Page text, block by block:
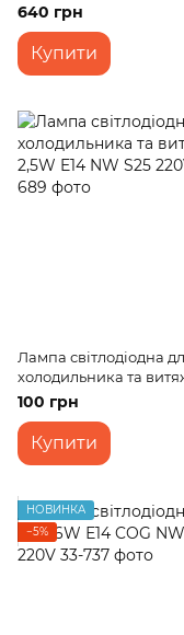
640 грн
Купити
Лампа світлодіодна
холодильника та
2,5W E14 NW S25 220V
100 грн
Купити
НОВИНКА
−5%